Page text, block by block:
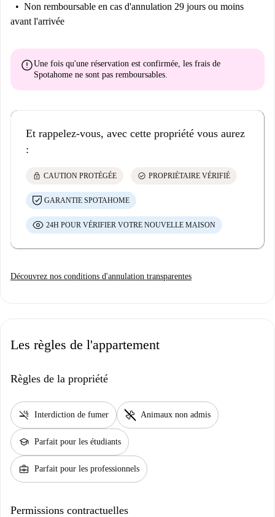
Non remboursable en cas d'annulation 29 jours ou moins
avant l'arrivée
errorUne fois qu'une réservation est confirmée, les frais de
Spotahome ne sont pas remboursables
Et rappelez-vous, avec cette propriété vous aurez
:
lock CAUTION PROTÉGÉE check_circle PROPRIÉTAIRE VÉRIFIÉ
GARANTIE SPOTAHOME
24H POUR VÉRIFIER VOTRE NOUVELLE MAISON
Découvrez nos conditions d'annulation transparentes
Les règles de l'appartement
Règles de la propriété
smoke_free Interdiction de fumer pet_supplies Animaux non admis
school Parfait pour les étudiants
business_center Parfait pour les professionnels
Permissions contractuelles